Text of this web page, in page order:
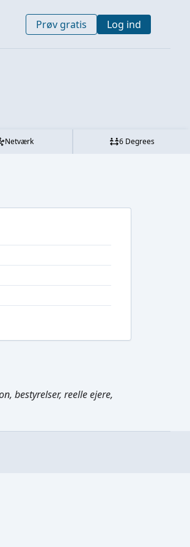
Prøv gratis Log ind
Netværk 6 Degrees
bestyrelser, reelle ejere,